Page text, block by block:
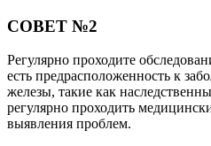
СОВЕТ №2
Регулярно проходите
есть предрасположенность к
железы, такие как
регулярно проходить
выявления проблем.